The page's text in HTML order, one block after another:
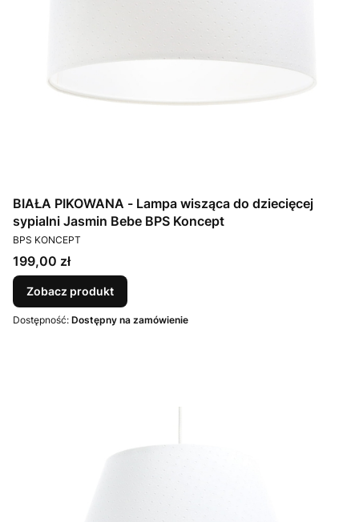
BIAŁA PIKOWANA - Lampa wisząca do dziecięcej
sypialni Jasmin Bebe BPS Koncept
PRODUCENT
BPS KONCEPT
Cena
199,00 zł
Zobacz produkt
Dostępność: Dostępny na zamówienie